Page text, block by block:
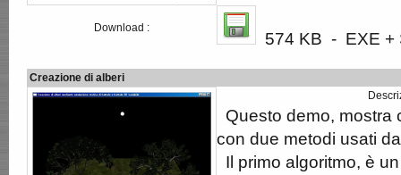
Download :
574 KB - EXE +
Creazione di alberi
Questo demo, mostra
con due metodi usati
Il primo algoritmo, è